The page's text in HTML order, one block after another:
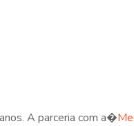
A parceria com a�